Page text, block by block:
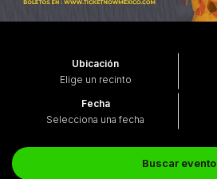
Ubicación
Elige un recinto
Fecha
Selecciona una fecha
Buscar evento